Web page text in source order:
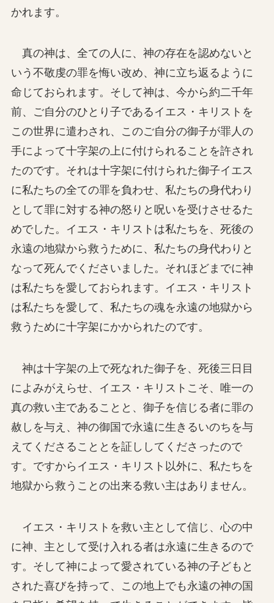
かれます。
真の神は、全ての人に、神の存在を認めないと
いう不敬虔の罪を悔い改め、神に立ち返るように
命じておられます。そして神は、今から約二千年
前、ご自分のひとり子であるイエス・キリストを
この世界に遣わされ、このご自分の御子が罪人の
手によって十字架の上に付けられることを許され
たのです。それは十字架に付けられた御子イエス
に私たちの全ての罪を負わせ、私たちの身代わり
として罪に対する神の怒りと呪いを受けさせるた
めでした。イエス・キリストは私たちを、死後の
永遠の地獄から救うために、私たちの身代わりと
なって死んでくださいました。それほどまでに神
は私たちを愛しておられます。イエス・キリスト
は私たちを愛して、私たちの魂を永遠の地獄から
救うために十字架にかかられたのです。
神は十字架の上で死なれた御子を、死後三日目
によみがえらせ、イエス・キリストこそ、唯一の
真の救い主であることと、御子を信じる者に罪の
赦しを与え、神の御国で永遠に生きるいのちを与
えてくださることとを証ししてくださったので
す。ですからイエス・キリスト以外に、私たちを
地獄から救うことの出来る救い主はありません。
イエス・キリストを救い主として信じ、心の中
に神、主として受け入れる者は永遠に生きるので
す。そして神によって愛されている神の子どもと
された喜びを持って、この地上でも永遠の神の国